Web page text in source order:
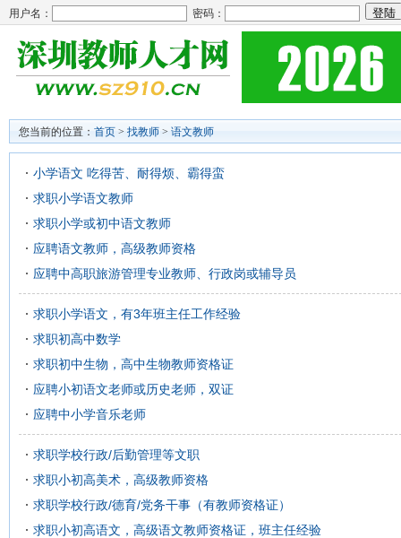
用户名： 密码：
您当前的位置： 首页 > 找教师 > 语文教师
小学语文 吃得苦、耐得烦、霸得蛮
求职小学语文教师
求职小学或初中语文教师
应聘语文教师，高级教师资格
应聘中高职旅游管理专业教师、行政岗或辅导员
求职小学语文，有3年班主任工作经验
求职初高中数学
求职初中生物，高中生物教师资格证
应聘小初语文老师或历史老师，双证
应聘中小学音乐老师
求职学校行政/后勤管理等文职
求职小初高美术，高级教师资格
求职学校行政/德育/党务干事（有教师资格证）
求职小初高语文，高级语文教师资格证，班主任经验